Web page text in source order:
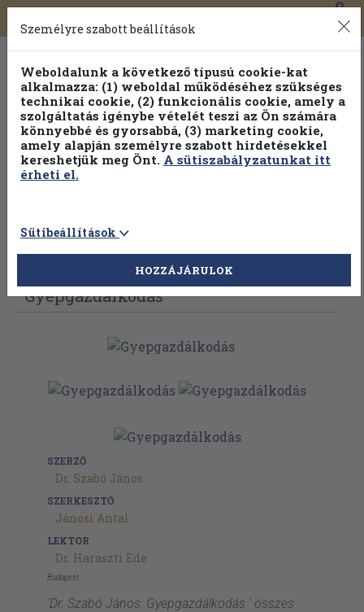
Toggle
navigation
0
Vissza az előző oldalra Válasszon példányt
Gyepgazdálkodás
SZERZŐ
Dr. Szabó János
SZERKESZTŐ
Jánosi Antal
LEKTOR
Dr. Haraszti Ede
Budapest
'Dr. Szabó János: Gyepgazdálkodás ' összes
Személyre szabott beállítások
Weboldalunk a következő típusú cookie-kat
alkalmazza: (1) weboldal működéséhez szükséges
technikai cookie, (2) funkcionális cookie, amely a
szolgáltatás igénybe vételét teszi az Ön számára
könnyebbé és gyorsabbá, (3) marketing cookie,
amely alapján személyre szabott hirdetésekkel
kereshetjük meg Önt. A sütiszabályzatunkat itt
érheti el.
Sütibeállítások
HOZZÁJÁRULOK